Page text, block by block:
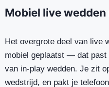
Mobiel live wedden
Het overgrote deel van live
mobiel geplaatst — dat past
van in-play wedden. Je zit
wedstrijd, en pakt je